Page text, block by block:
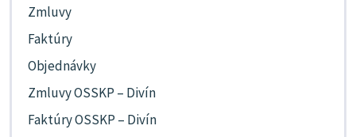
Zmluvy
Faktúry
Objednávky
Zmluvy OSSKP – Divín
Faktúry OSSKP – Divín